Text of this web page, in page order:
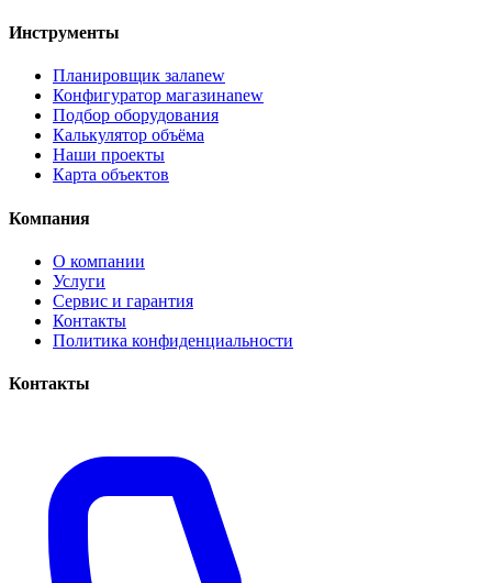
Инструменты
Планировщик залаnew
Конфигуратор магазинаnew
Подбор оборудования
Калькулятор объёма
Наши проекты
Карта объектов
Компания
О компании
Услуги
Сервис и гарантия
Контакты
Политика конфиденциальности
Контакты